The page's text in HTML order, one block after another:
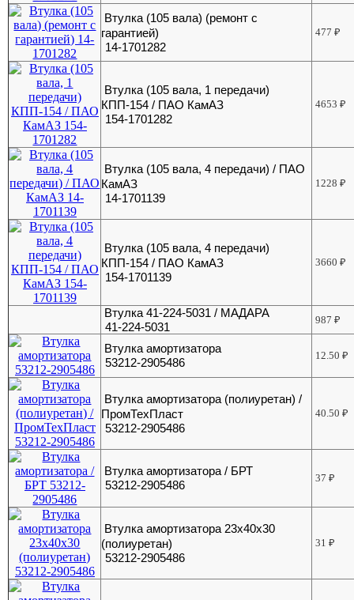
Втулка (105 вала) (ремонт с
гарантией)
14-1701282
477₽
Втулка (105 вала, 1 передачи)
КПП-154 / ПАО КамАЗ
154-1701282
4653₽
Втулка (105 вала, 4 передачи) / ПАО
КамАЗ
14-1701139
1228₽
Втулка (105 вала, 4 передачи)
КПП-154 / ПАО КамАЗ
154-1701139
3660₽
Втулка 41-224-5031 / МАДАРА
41-224-5031
987₽
Втулка амортизатора
53212-2905486
12.50₽
Втулка амортизатора (полиуретан) /
ПромТехПласт
53212-2905486
40.50₽
Втулка амортизатора / БРТ
53212-2905486
37₽
Втулка амортизатора 23х40х30
(полиуретан)
53212-2905486
31₽